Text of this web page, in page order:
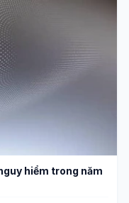
hiểm trong năm